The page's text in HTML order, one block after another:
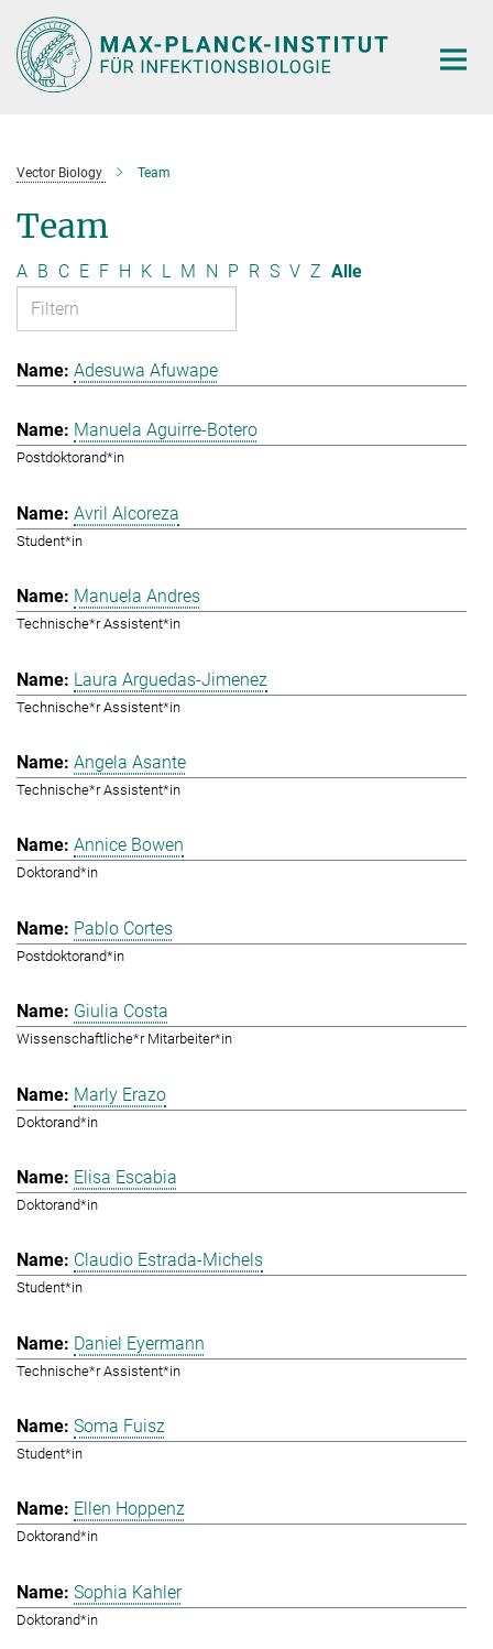
Hauptinhalt
Vector Biology Team
Team
A B C E F H K L M N P R S V Z Alle
Adesuwa Afuwape
Manuela Aguirre-Botero
Postdoktorand*in
Avril Alcoreza
Student*in
Manuela Andres
Technische*r Assistent*in
Laura Arguedas-Jimenez
Technische*r Assistent*in
Angela Asante
Technische*r Assistent*in
Annice Bowen
Doktorand*in
Pablo Cortes
Postdoktorand*in
Giulia Costa
Wissenschaftliche*r Mitarbeiter*in
Marly Erazo
Doktorand*in
Elisa Escabia
Doktorand*in
Claudio Estrada-Michels
Student*in
Daniel Eyermann
Technische*r Assistent*in
Soma Fuisz
Student*in
Ellen Hoppenz
Doktorand*in
Sophia Kahler
Doktorand*in